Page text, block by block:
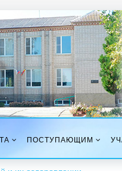
ПОСТУПАЮЩИМ